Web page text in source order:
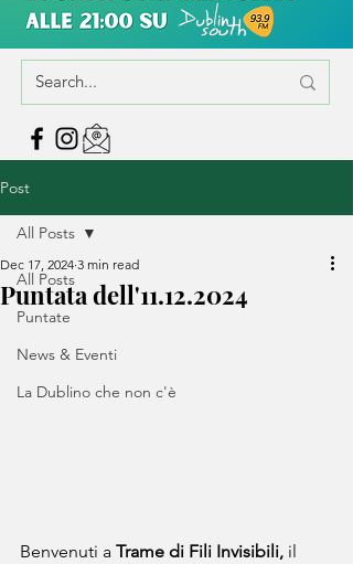
Post
All Posts
Puntate
News & Eventi
La Dublino che non c'è
All Posts
Puntata dell'11.12.2024
Dec 17, 2024 3 min read
Benvenuti a Trame di Fili Invisibili, il